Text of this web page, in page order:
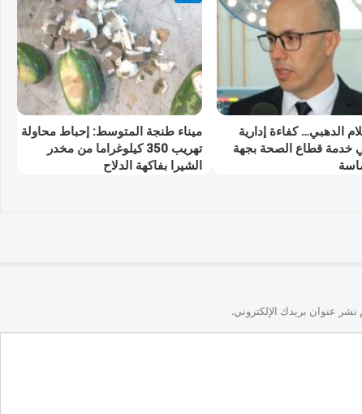
الدهبي… كفاءة إدارية
خدمة قطاع الصحة بجهة
ميناء طنجة المتوسط: إحباط محاولة
تهريب 350 كيلوغراما من مخدر
الشيرا بفاكهة الدلاح
نشر عنوان بريدك الإلكتروني.